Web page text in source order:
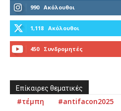
990 Ακόλουθοι
1,118 Ακόλουθοι
450 Συνδρομητές
Επίκαιρες θεματικές
#τέμπη #antifacon2025